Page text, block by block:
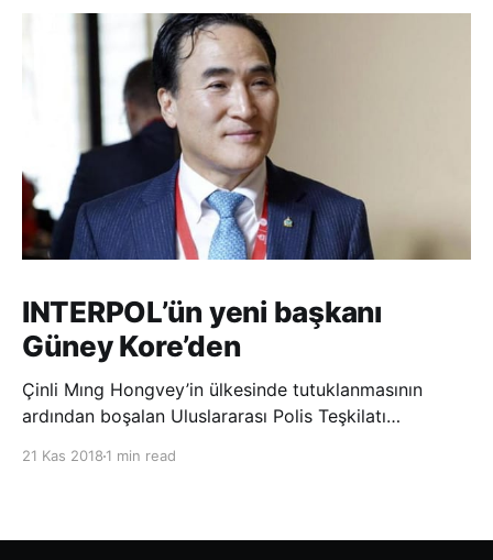
INTERPOL’ün yeni başkanı
Güney Kore’den
Çinli Mıng Hongvey’in ülkesinde tutuklanmasının
ardından boşalan Uluslararası Polis Teşkilatı
21 Kas 2018 1 min read